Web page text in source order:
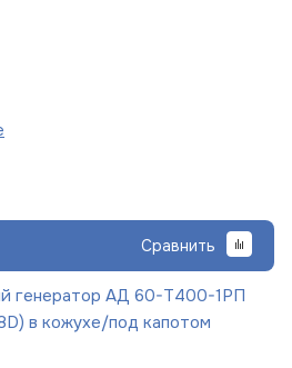
Сравнить
генератор АД 60-Т400-1РП
в кожухе/под капотом